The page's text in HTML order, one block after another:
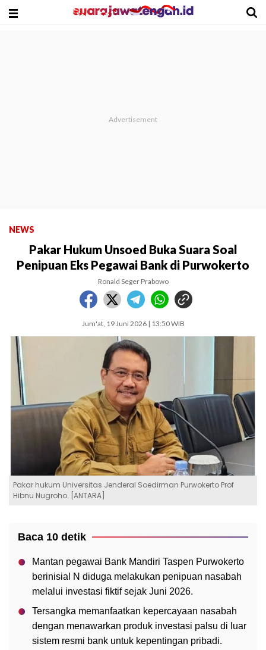
NEWS
Pakar Hukum Unsoed Buka Suara Soal
Penipuan Eks Pegawai Bank di Purwokerto
Ronald Seger Prabowo
Jum'at, 19 Juni 2026 | 13:50 WIB
Pakar hukum Universitas Jenderal Soedirman Purwokerto Prof
Hibnu Nugroho. [ANTARA]
Baca 10 detik
Mantan pegawai Bank Mandiri Taspen Purwokerto
berinisial N diduga melakukan penipuan nasabah
melalui investasi fiktif sejak Juni 2026.
Tersangka memanfaatkan kepercayaan nasabah
dengan menawarkan produk investasi palsu di luar
sistem resmi bank untuk kepentingan pribadi.